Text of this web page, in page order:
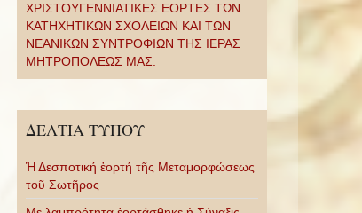
ΧΡΙΣΤΟΥΓΕΝΝΙΑΤΙΚΕΣ ΕΟΡΤΕΣ ΤΩΝ
ΚΑΤΗΧΗΤΙΚΩΝ ΣΧΟΛΕΙΩΝ ΚΑΙ ΤΩΝ
ΝΕΑΝΙΚΩΝ ΣΥΝΤΡΟΦΙΩΝ ΤΗΣ ΙΕΡΑΣ
ΜΗΤΡΟΠΟΛΕΩΣ ΜΑΣ.
ΔΕΛΤΙΑ ΤΥΠΟΥ
Ἡ Δεσποτική ἑορτή τῆς Μεταμορφώσεως
τοῦ Σωτῆρος